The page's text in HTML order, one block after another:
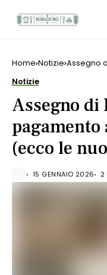
Home Notizie Assegno
Notizie
Assegno di
pagamento
(ecco le
15 GENNAIO 2026 2